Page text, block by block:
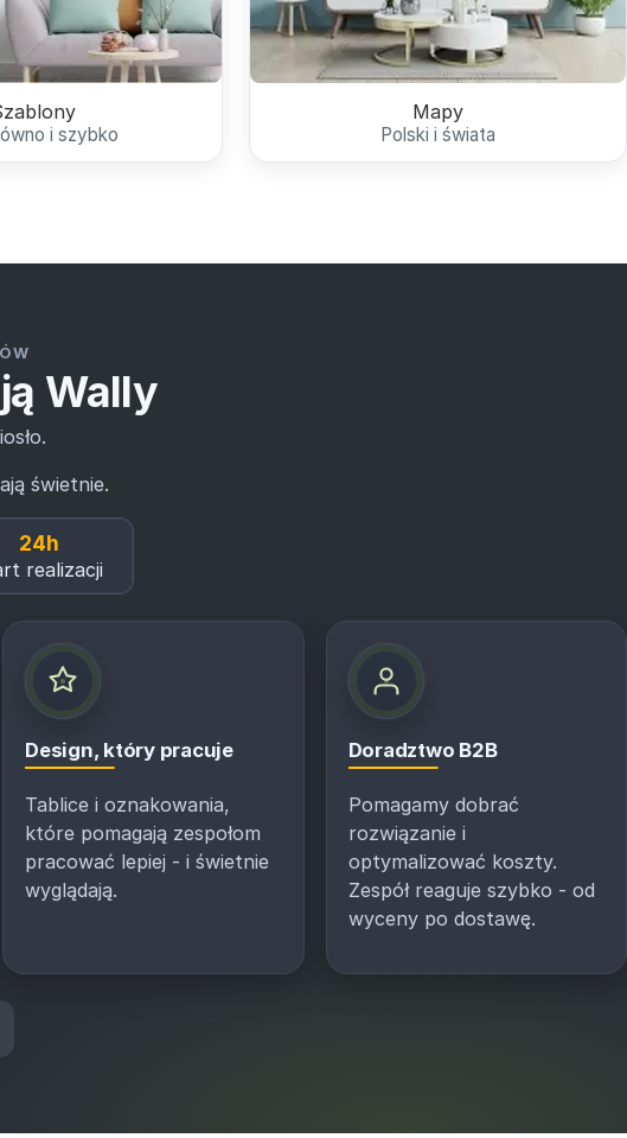
i szybko
Mapy
Polski i świata
Wally
świetnie.
24h
realizacji
Design, który pracuje
Tablice i oznakowania,
które pomagają zespołom
pracować lepiej - i świetnie
wyglądają.
Doradztwo B2B
Pomagamy dobrać
rozwiązanie i
optymalizować koszty.
Zespół reaguje szybko - od
wyceny po dostawę.